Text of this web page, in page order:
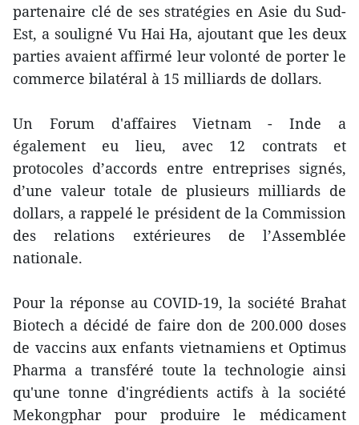
partenaire clé de ses stratégies en Asie du Sud-
Est, a souligné Vu Hai Ha, ajoutant que les deux
parties avaient affirmé leur volonté de porter le
commerce bilatéral à 15 milliards de dollars.
Un Forum d'affaires Vietnam - Inde a
également eu lieu, avec 12 contrats et
protocoles d’accords entre entreprises signés,
d’une valeur totale de plusieurs milliards de
dollars, a rappelé le président de la Commission
des relations extérieures de l’Assemblée
nationale.
Pour la réponse au COVID-19, la société Brahat
Biotech a décidé de faire don de 200.000 doses
de vaccins aux enfants vietnamiens et Optimus
Pharma a transféré toute la technologie ainsi
qu'une tonne d'ingrédients actifs à la société
Mekongphar pour produire le médicament